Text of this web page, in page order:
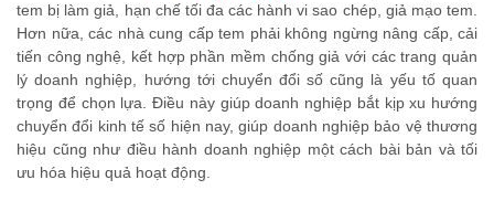
tem bị làm giả, hạn chế tối đa các hành vi sao chép, giả mạo tem.
Hơn nữa, các nhà cung cấp tem phải không ngừng nâng cấp, cải
tiến công nghệ, kết hợp phần mềm chống giả với các trang quản
lý doanh nghiệp, hướng tới chuyển đổi số cũng là yếu tố quan
trọng để chọn lựa. Điều này giúp doanh nghiệp bắt kịp xu hướng
chuyển đổi kinh tế số hiện nay, giúp doanh nghiệp bảo vệ thương
hiệu cũng như điều hành doanh nghiệp một cách bài bản và tối
ưu hóa hiệu quả hoạt động.